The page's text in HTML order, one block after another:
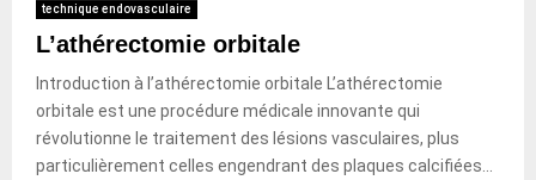
technique endovasculaire
L’athérectomie orbitale
Introduction à l’athérectomie orbitale L’athérectomie
orbitale est une procédure médicale innovante qui
révolutionne le traitement des lésions vasculaires, plus
particulièrement celles engendrant des plaques calcifiées...